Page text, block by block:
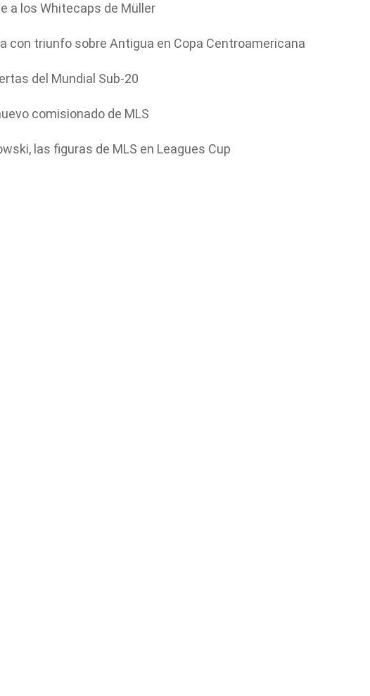
a los Whitecaps de Müller
con triunfo sobre Antigua en Copa Centroamericana
del Mundial Sub-20
comisionado de MLS
las figuras de MLS en Leagues Cup